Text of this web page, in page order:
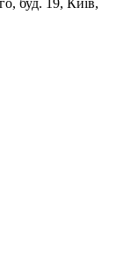
буд. 19, Київ,